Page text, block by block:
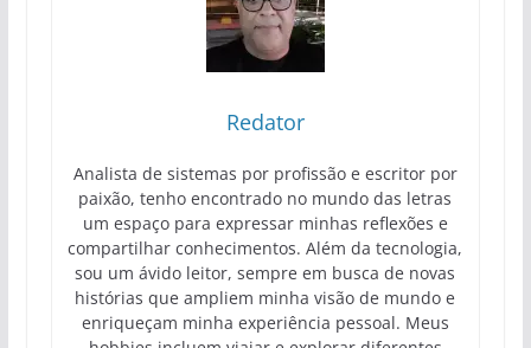
Redator
Analista de sistemas por profissão e escritor por
paixão, tenho encontrado no mundo das letras
um espaço para expressar minhas reflexões e
compartilhar conhecimentos. Além da tecnologia,
sou um ávido leitor, sempre em busca de novas
histórias que ampliem minha visão de mundo e
enriqueçam minha experiência pessoal. Meus